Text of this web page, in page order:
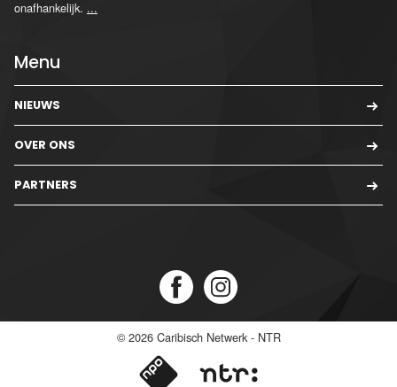
onafhankelijk. ...
Menu
NIEUWS
OVER ONS
PARTNERS
© 2026 Caribisch Netwerk - NTR